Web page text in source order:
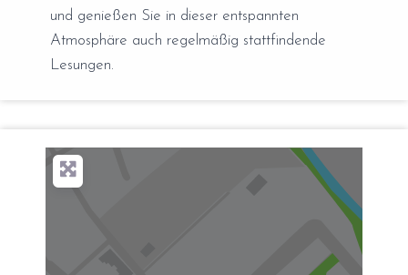
und genießen Sie in dieser entspannten
Atmosphäre auch regelmäßig stattfindende
Lesungen.